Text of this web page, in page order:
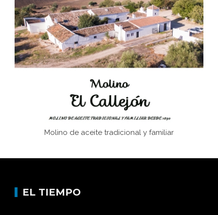
El Frente Popular. Ubrique, febrero-julio 1936
Juntar las letras. La alfabetización en el campo: del
afán de saber a la autogestión
Historia y vivencias del poblado de Los Hurones
Molino de aceite tradicional y familiar
EL TIEMPO